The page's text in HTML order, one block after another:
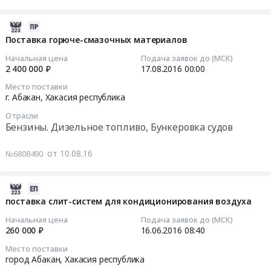
Поставка горюче-смазочных материалов
Начальная цена
2 400 000 ₽
Подача заявок до (МСК)
17.08.2016 00:00
Место поставки
г. Абакан, Хакасия республика
Отрасли
Бензины. Дизельное топливо, Бункеровка судов
№6808490 от 10.08.16
поставка слит-систем для кондиционирования воздуха
Начальная цена
260 000 ₽
Подача заявок до (МСК)
16.06.2016 08:40
Место поставки
город Абакан,Хакасия республика